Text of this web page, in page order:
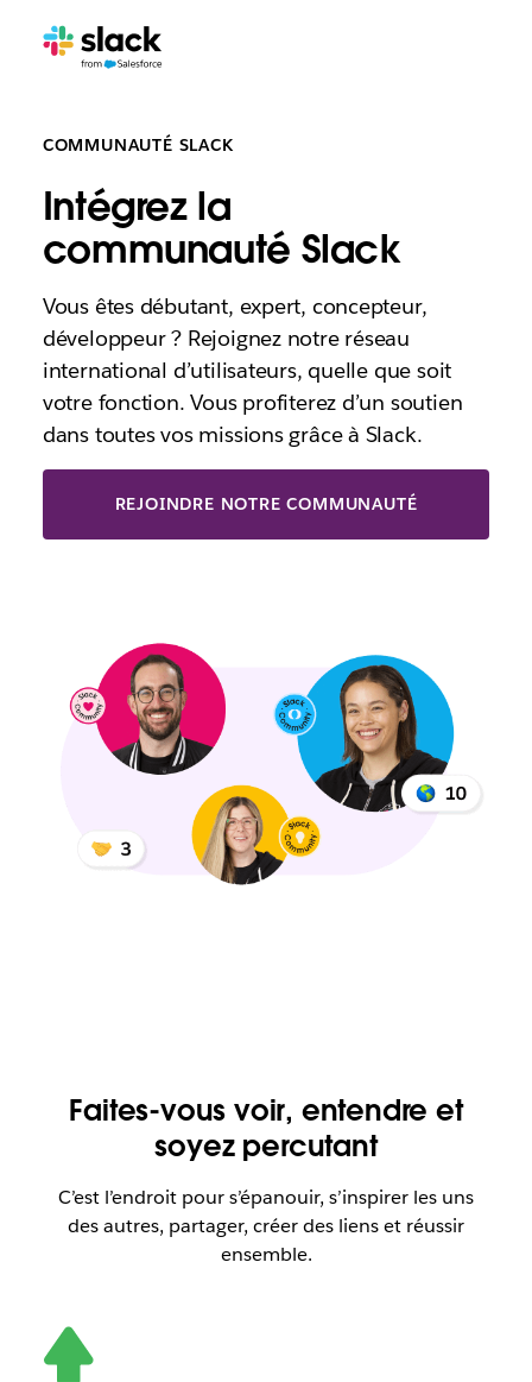
COMMUNAUTÉ SLACK
Intégrez la
communauté Slack
Vous êtes débutant, expert, concepteur,
développeur ? Rejoignez notre réseau
international d’utilisateurs, quelle que soit
votre fonction. Vous profiterez d’un soutien
dans toutes vos missions grâce à Slack.
REJOINDRE NOTRE COMMUNAUTÉ
Faites-vous voir, entendre et
soyez percutant
C’est l’endroit pour s’épanouir, s’inspirer les uns
des autres, partager, créer des liens et réussir
ensemble.